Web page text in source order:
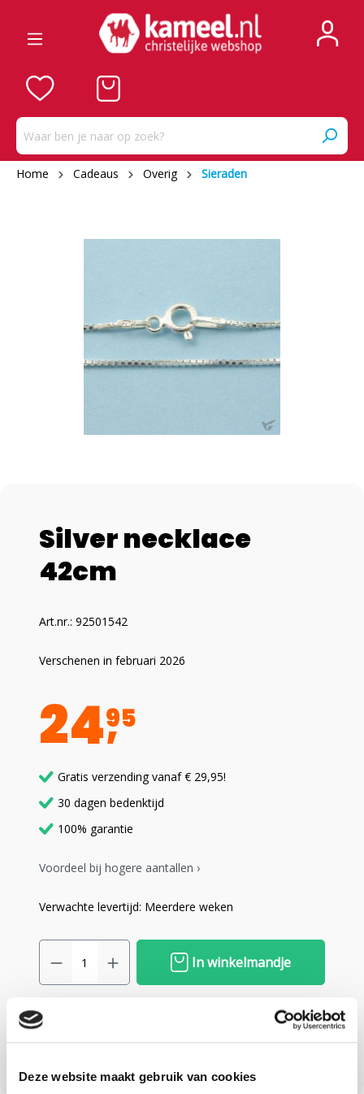
Deze website maakt gebruik van cookies
Home Cadeaus Overig Sieraden
Silver necklace
42cm
Art.nr.: 92501542
Verschenen in februari 2026
2495
Gratis verzending vanaf € 29,95!
30 dagen bedenktijd
100% garantie
Voordeel bij hogere aantallen ›
Verwachte levertijd: Meerdere weken
In winkelmandje